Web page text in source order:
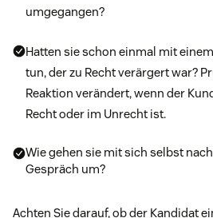
umgegangen?
Hatten sie schon einmal mit
tun, der zu Recht verärgert war?
Reaktion verändert, wenn der
Recht oder im Unrecht ist.
Wie gehen sie mit sich selbst
Gespräch um?
Achten Sie darauf, ob der Kandidat